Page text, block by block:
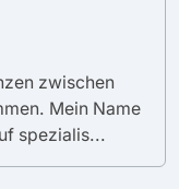
zwischen
Mein Name
spezialis...